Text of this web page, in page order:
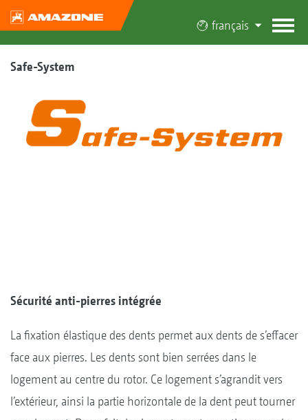
français
Safe-System
Sécurité anti-pierres intégrée
La fixation élastique des dents permet aux dents de s’effacer
face aux pierres. Les dents sont bien serrées dans le
logement au centre du rotor. Ce logement s’agrandit vers
l’extérieur, ainsi la partie horizontale de la dent peut tourner